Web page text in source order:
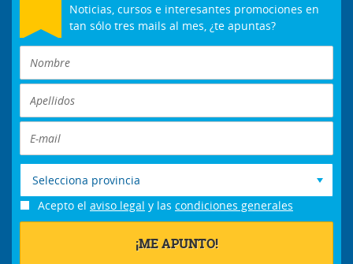
Noticias, cursos e interesantes promociones en
tan sólo tres mails al mes, ¿te apuntas?
Selecciona provincia
Acepto el aviso legal y las condiciones generales